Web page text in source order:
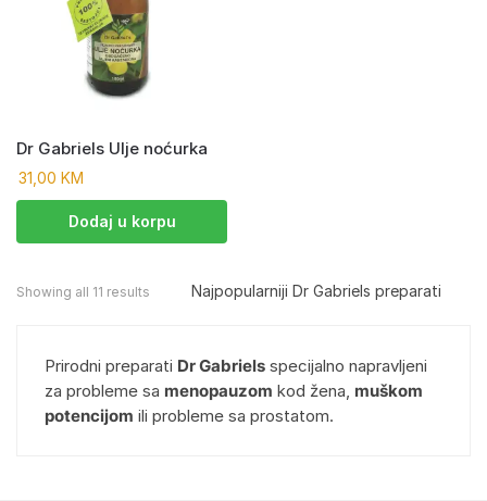
Dr Gabriels Ulje noćurka
31,00 KM
Dodaj u korpu
Showing all 11 results
Prirodni preparati Dr Gabriels specijalno napravljeni
za probleme sa menopauzom kod žena, muškom
potencijom ili probleme sa prostatom.